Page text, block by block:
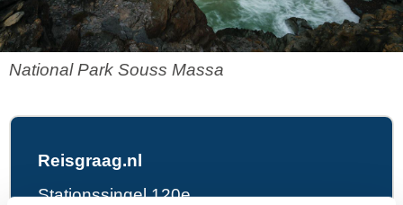
National Park Souss Massa
Reisgraag.nl
Stationssingel 120e